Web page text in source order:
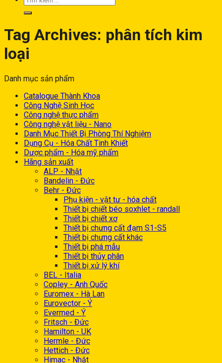
Tag Archives: phân tích kim
loại
Danh mục sản phẩm
Catalogue Thành Khoa
Công Nghệ Sinh Học
Công nghệ thực phẩm
Công nghệ vật liệu - Nano
Danh Mục Thiết Bị Phòng Thí Nghiệm
Dụng Cụ - Hóa Chất Tinh Khiết
Dược phẩm - Hóa mỹ phẩm
Hãng sản xuất
ALP - Nhật
Bandelin - Đức
Behr - Đức
Phụ kiện - vật tư - hóa chất
Thiết bị chiết béo soxhlet - randall
Thiết bị chiết xơ
Thiết bị chưng cất đạm S1-S5
Thiết bị chưng cất khác
Thiết bị phá mẫu
Thiết bị thủy phân
Thiết bị xử lý khí
BEL - Italia
Copley - Anh Quốc
Euromex - Hà Lan
Eurovector - Ý
Evermed - Ý
Fritsch - Đức
Hamilton - UK
Hermle - Đức
Hettich - Đức
Himac - Nhật